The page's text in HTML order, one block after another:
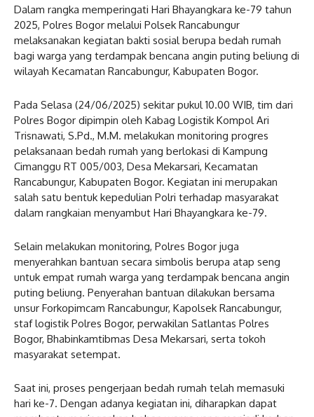
Dalam rangka memperingati Hari Bhayangkara ke-79 tahun
2025, Polres Bogor melalui Polsek Rancabungur
melaksanakan kegiatan bakti sosial berupa bedah rumah
bagi warga yang terdampak bencana angin puting beliung di
wilayah Kecamatan Rancabungur, Kabupaten Bogor.
Pada Selasa (24/06/2025) sekitar pukul 10.00 WIB, tim dari
Polres Bogor dipimpin oleh Kabag Logistik Kompol Ari
Trisnawati, S.Pd., M.M. melakukan monitoring progres
pelaksanaan bedah rumah yang berlokasi di Kampung
Cimanggu RT 005/003, Desa Mekarsari, Kecamatan
Rancabungur, Kabupaten Bogor. Kegiatan ini merupakan
salah satu bentuk kepedulian Polri terhadap masyarakat
dalam rangkaian menyambut Hari Bhayangkara ke-79.
Selain melakukan monitoring, Polres Bogor juga
menyerahkan bantuan secara simbolis berupa atap seng
untuk empat rumah warga yang terdampak bencana angin
puting beliung. Penyerahan bantuan dilakukan bersama
unsur Forkopimcam Rancabungur, Kapolsek Rancabungur,
staf logistik Polres Bogor, perwakilan Satlantas Polres
Bogor, Bhabinkamtibmas Desa Mekarsari, serta tokoh
masyarakat setempat.
Saat ini, proses pengerjaan bedah rumah telah memasuki
hari ke-7. Dengan adanya kegiatan ini, diharapkan dapat